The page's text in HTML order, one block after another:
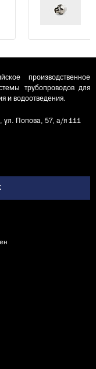
производственное
трубопроводов для
и водоотведения.
ул. Попова, 57, а/я 111